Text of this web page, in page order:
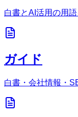
白書とAI活用の用
ガイド
白書・会社情報・